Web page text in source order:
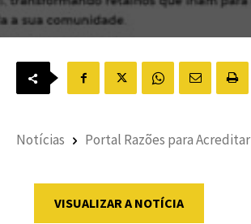
Notícias Portal Razões para Acreditar
VISUALIZAR A NOTÍCIA